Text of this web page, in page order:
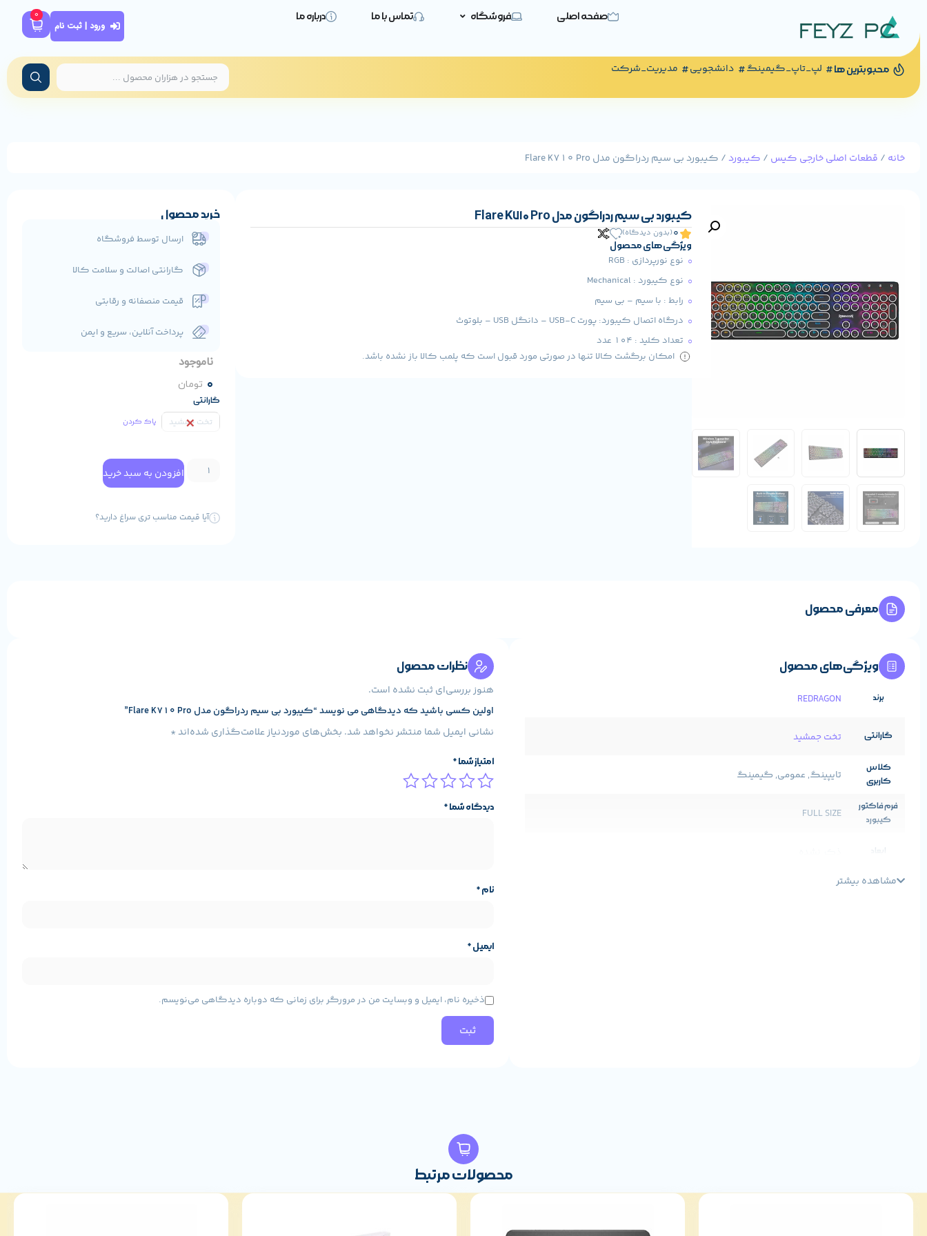
صفحه اصلی فروشگاه تماس با ما درباره ما
ورود | ثبت نام
0
محبوبترین ها لپ_تاپ_گیمینگ دانشجویی مدیریت_شرکت
خانه / قطعات اصلی خارجی کیس / کیبورد/ کیبورد بی سیم ردراگون مدل Flare K710 Pro
کیبورد بی سیم ردراگون مدل Flare K710 Pro
0(بدون دیدگاه)
ویژگی های محصول
نوع نورپردازی : RGB
نوع کیبورد : Mechanical
رابط : با سیم – بی سیم
درگاه اتصال کیبورد: پورت USB-C – دانگل USB – بلوتوث
تعداد کلید : 104 عدد
امکان برگشت کالا تنها در صورتی مورد قبول است که پلمب کالا باز نشده باشد.
خرید محصول
ارسال توسط فروشگاه
گارانتی اصالت و سلامت کالا
قیمت منصفانه و رقابتی
پرداخت آنلاین، سریع و ایمن
ناموجود
0 تومان
گارانتی
تخت جمشید پاک کردن
افزودن به سبد خرید
آیا قیمت مناسب تری سراغ دارید؟
معرفی محصول
ویژگی‌های محصول
برند REDRAGON
گارانتی تخت جمشید
کلاس
کاربری
تایپینگ, عمومی, گیمینگ
فرم فاکتور
کیبورد
FULL SIZE
ابعاد
ذکر نشده
مشاهده بیشتر
نظرات محصول
هنوز بررسی‌ای ثبت نشده است.
اولین کسی باشید که دیدگاهی می نویسد “کیبورد بی سیم ردراگون مدل Flare K710 Pro”
نشانی ایمیل شما منتشر نخواهد شد. بخش‌های موردنیاز علامت‌گذاری شده‌اند*
امتیاز شما*
دیدگاه شما*
نام*
ایمیل*
ذخیره نام، ایمیل و وبسایت من در مرورگر برای زمانی که دوباره دیدگاهی می‌نویسم.
محصولات مرتبط